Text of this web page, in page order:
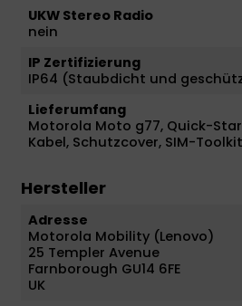
UKW Stereo Radio
nein
IP Zertifizierung
IP64 (Staubdicht und
Lieferumfang
Motorola Moto g77, Quick-
Kabel, Schutzcover, SIM-Toolkit
Hersteller
Adresse
Motorola Mobility (Lenovo)
25 Templer Avenue
Farnborough GU14 6FE
UK